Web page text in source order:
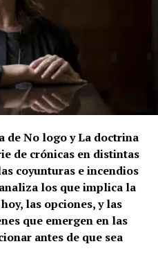
de No logo y La doctrina
de crónicas en distintas
coyunturas e incendios
los que implica la
las opciones, y las
que emergen en las
antes de que sea